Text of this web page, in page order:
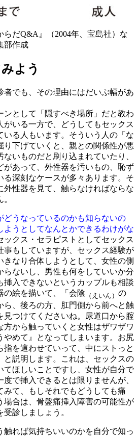
らだQ&A』（2004年、宝島社）な
部作成
よう
者でも、その理由にはだいぶ幅があ
として「隠すべき場所」だと教わ
がいる一方で、どうしてもセックス
いる人もいます。そういう人の「な
り下げていくと、親との関係性が悪
ないものだと刷り込まれていたり、
があって、外性器を汚いもの、恥ず
る深刻なケースが多々あります。そ
外性器を見て、触らなければならな
どうなっているのかも知らないの
ようとしてなんとかできるわけがな
ックス・セラピストとしてセックス
事もしていますが、セックス経験が
きなり合体しようとして、女性の側
らないし、男性も何をしていいか分
挿入できないというカップルも相談
の絵を描いて、「会陰 （えいん） の
ら、後ろの方、肛門側から前へと触
見つけてくださいね。尿道口から腟
方から触っていくと女性はザワザワ
やめて』となってしまいます。お尻
指を這わせていって、中にストっと
と説明します。これは、セックスの
てほしいことですし、女性が自分で
で挿入できるとは限りませんが、
みて、もしそれでもどうしても痛
場合は、骨盤痛挿入障害の可能性が
診しましょう。
れば気持ちいいのかを自分で知っ